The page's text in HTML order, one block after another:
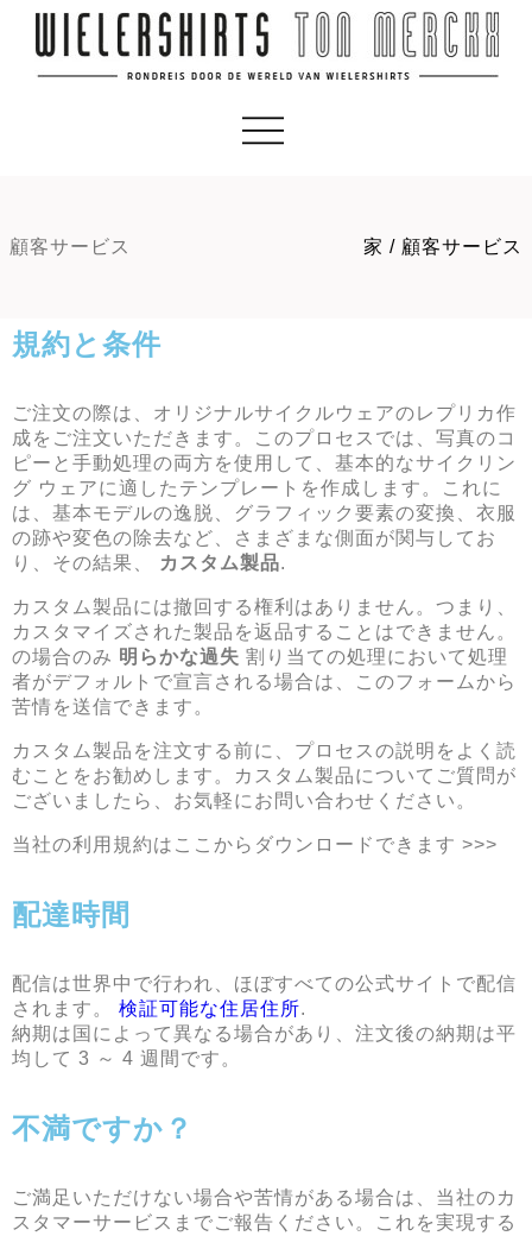
顧客サービス 家 / 顧客サービス
規約と条件
ご注文の際は、オリジナルサイクルウェアのレプリカ作
成をご注文いただきます。このプロセスでは、写真のコ
ピーと手動処理の両方を使用して、基本的なサイクリン
グ ウェアに適したテンプレートを作成します。これに
は、基本モデルの逸脱、グラフィック要素の変換、衣服
の跡や変色の除去など、さまざまな側面が関与してお
り、その結果、
カスタム製品.
カスタム製品には撤回する権利はありません。つまり、
カスタマイズされた製品を返品することはできません。
の場合のみ 明らかな過失 割り当ての処理において処理
者がデフォルトで宣言される場合は、このフォームから
苦情を送信できます。
カスタム製品を注文する前に、プロセスの説明をよく読
むことをお勧めします。カスタム製品についてご質問が
ございましたら、お気軽にお問い合わせください。
当社の利用規約はここからダウンロードできます >>>
配達時間
配信は世界中で行われ、ほぼすべての公式サイトで配信
されます。 検証可能な住居住所.
納期は国によって異なる場合があり、注文後の納期は平
均して 3 ～ 4 週間です。
不満ですか？
ご満足いただけない場合や苦情がある場合は、当社のカ
スタマーサービスまでご報告ください。これを実現する